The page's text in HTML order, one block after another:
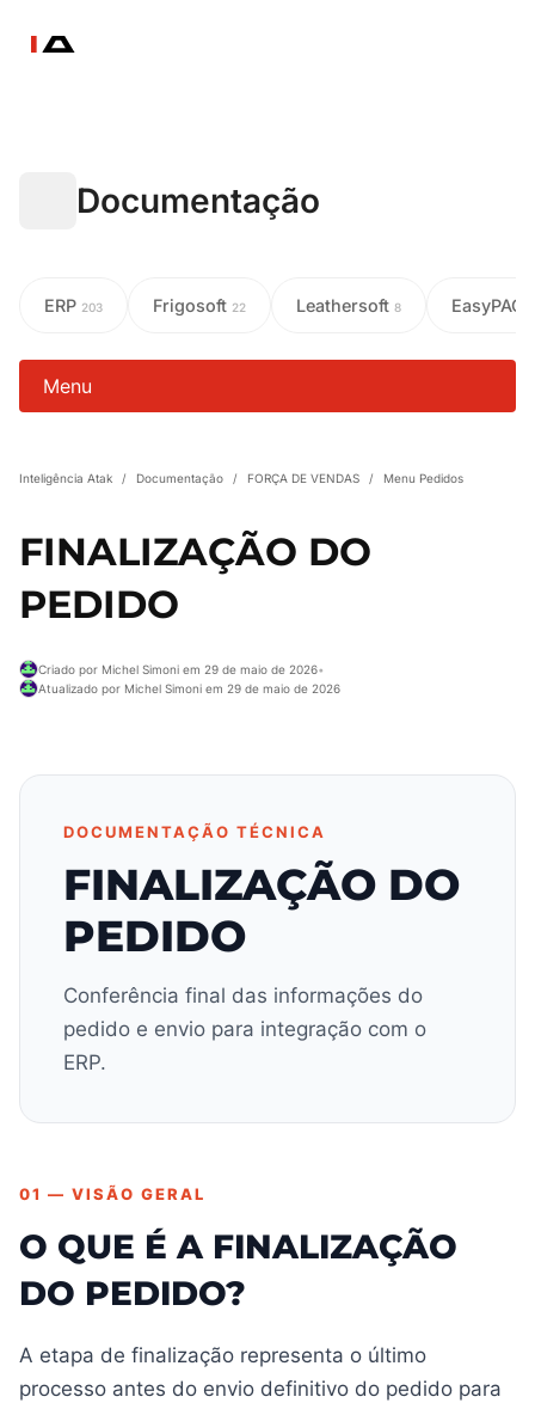
Documentação
ERP 203 Frigosoft 22 Leathersoft 8 EasyPAC
Menu
Inteligência Atak / Documentação / FORÇA DE VENDAS / Menu Pedidos
FINALIZAÇÃO DO
PEDIDO
Criado por Michel Simoni em 29 de maio de 2026•
Atualizado por Michel Simoni em 29 de maio de 2026
DOCUMENTAÇÃO TÉCNICA
FINALIZAÇÃO DO
PEDIDO
Conferência final das informações do
pedido e envio para integração com o
ERP.
01 — VISÃO GERAL
O QUE É A FINALIZAÇÃO
DO PEDIDO?
A etapa de finalização representa o último
processo antes do envio definitivo do pedido para